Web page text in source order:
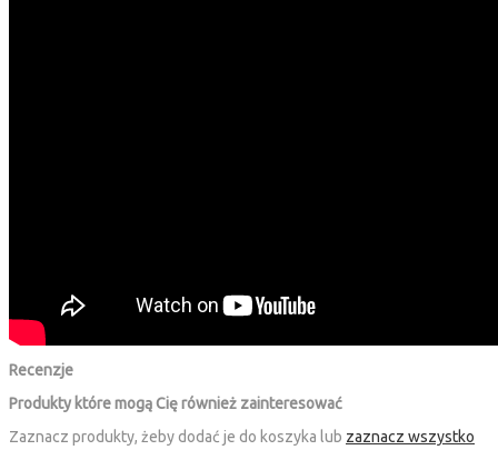
Recenzje
Produkty które mogą Cię również zainteresować
Zaznacz produkty, żeby dodać je do koszyka lub zaznacz wszystko